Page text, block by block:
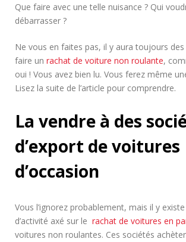
Que faire avec une telle nuisance ? Qui
débarrasser ?
Ne vous en faites pas, il y aura toujours
faire un rachat de voiture non roulante,
oui ! Vous avez bien lu. Vous ferez même
Lisez la suite de l’article pour comprendre.
La vendre à des
d’export de voitures
d’occasion
Vous l’ignorez probablement, mais il y
d’activité axé sur le rachat de voitures en
voitures non roulantes. Ces sociétés